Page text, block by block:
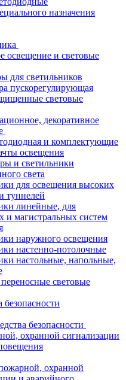
назначения
освещение и световые
для светильников
пускорегулирующая
световые
декоративное
и комплектующие
освещения
и светильники
света
для освещения высоких
туннелей
линейные, для
и магистральных систем
наружного освещения
настенно-потолочные
настольные, напольные,
световые
безопасности
безопасности
охранной сигнализации
охранной